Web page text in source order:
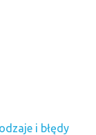
i błędy